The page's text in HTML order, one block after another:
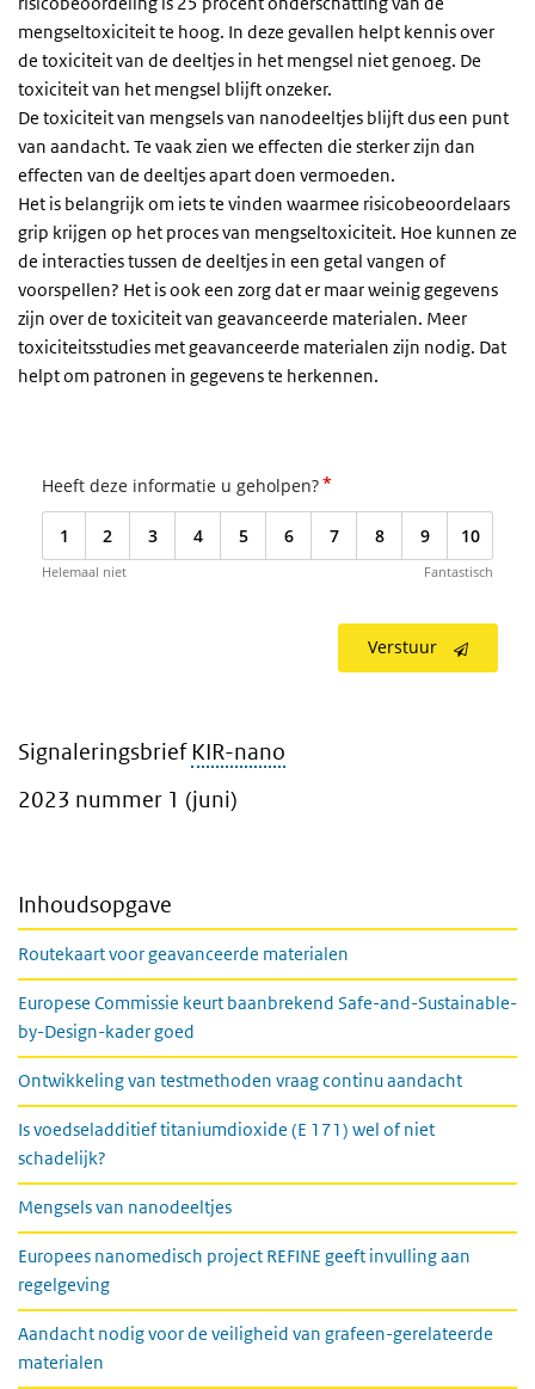
mengseltoxiciteit te hoog. In deze gevallen helpt kennis over
de toxiciteit van de deeltjes in het mengsel niet genoeg. De
toxiciteit van het mengsel blijft onzeker.
De toxiciteit van mengsels van nanodeeltjes blijft dus een punt
van aandacht. Te vaak zien we effecten die sterker zijn dan
effecten van de deeltjes apart doen vermoeden.
Het is belangrijk om iets te vinden waarmee risicobeoordelaars
grip krijgen op het proces van mengseltoxiciteit. Hoe kunnen ze
de interacties tussen de deeltjes in een getal vangen of
voorspellen? Het is ook een zorg dat er maar weinig gegevens
zijn over de toxiciteit van geavanceerde materialen. Meer
toxiciteitsstudies met geavanceerde materialen zijn nodig. Dat
helpt om patronen in gegevens te herkennen.
Heeft deze informatie u geholpen?*
1 2 3 4 5 6 7 8 9 10
Helemaal niet Fantastisch
Verstuur
Signaleringsbrief KIR-nano
2023 nummer 1 (juni)
Inhoudsopgave
Routekaart voor geavanceerde materialen
Europese Commissie keurt baanbrekend Safe-and-Sustainable-
by-Design-kader goed
Ontwikkeling van testmethoden vraag continu aandacht
Is voedseladditief titaniumdioxide (E 171) wel of niet
schadelijk?
Mengsels van nanodeeltjes
Europees nanomedisch project REFINE geeft invulling aan
regelgeving
Aandacht nodig voor de veiligheid van grafeen-gerelateerde
materialen